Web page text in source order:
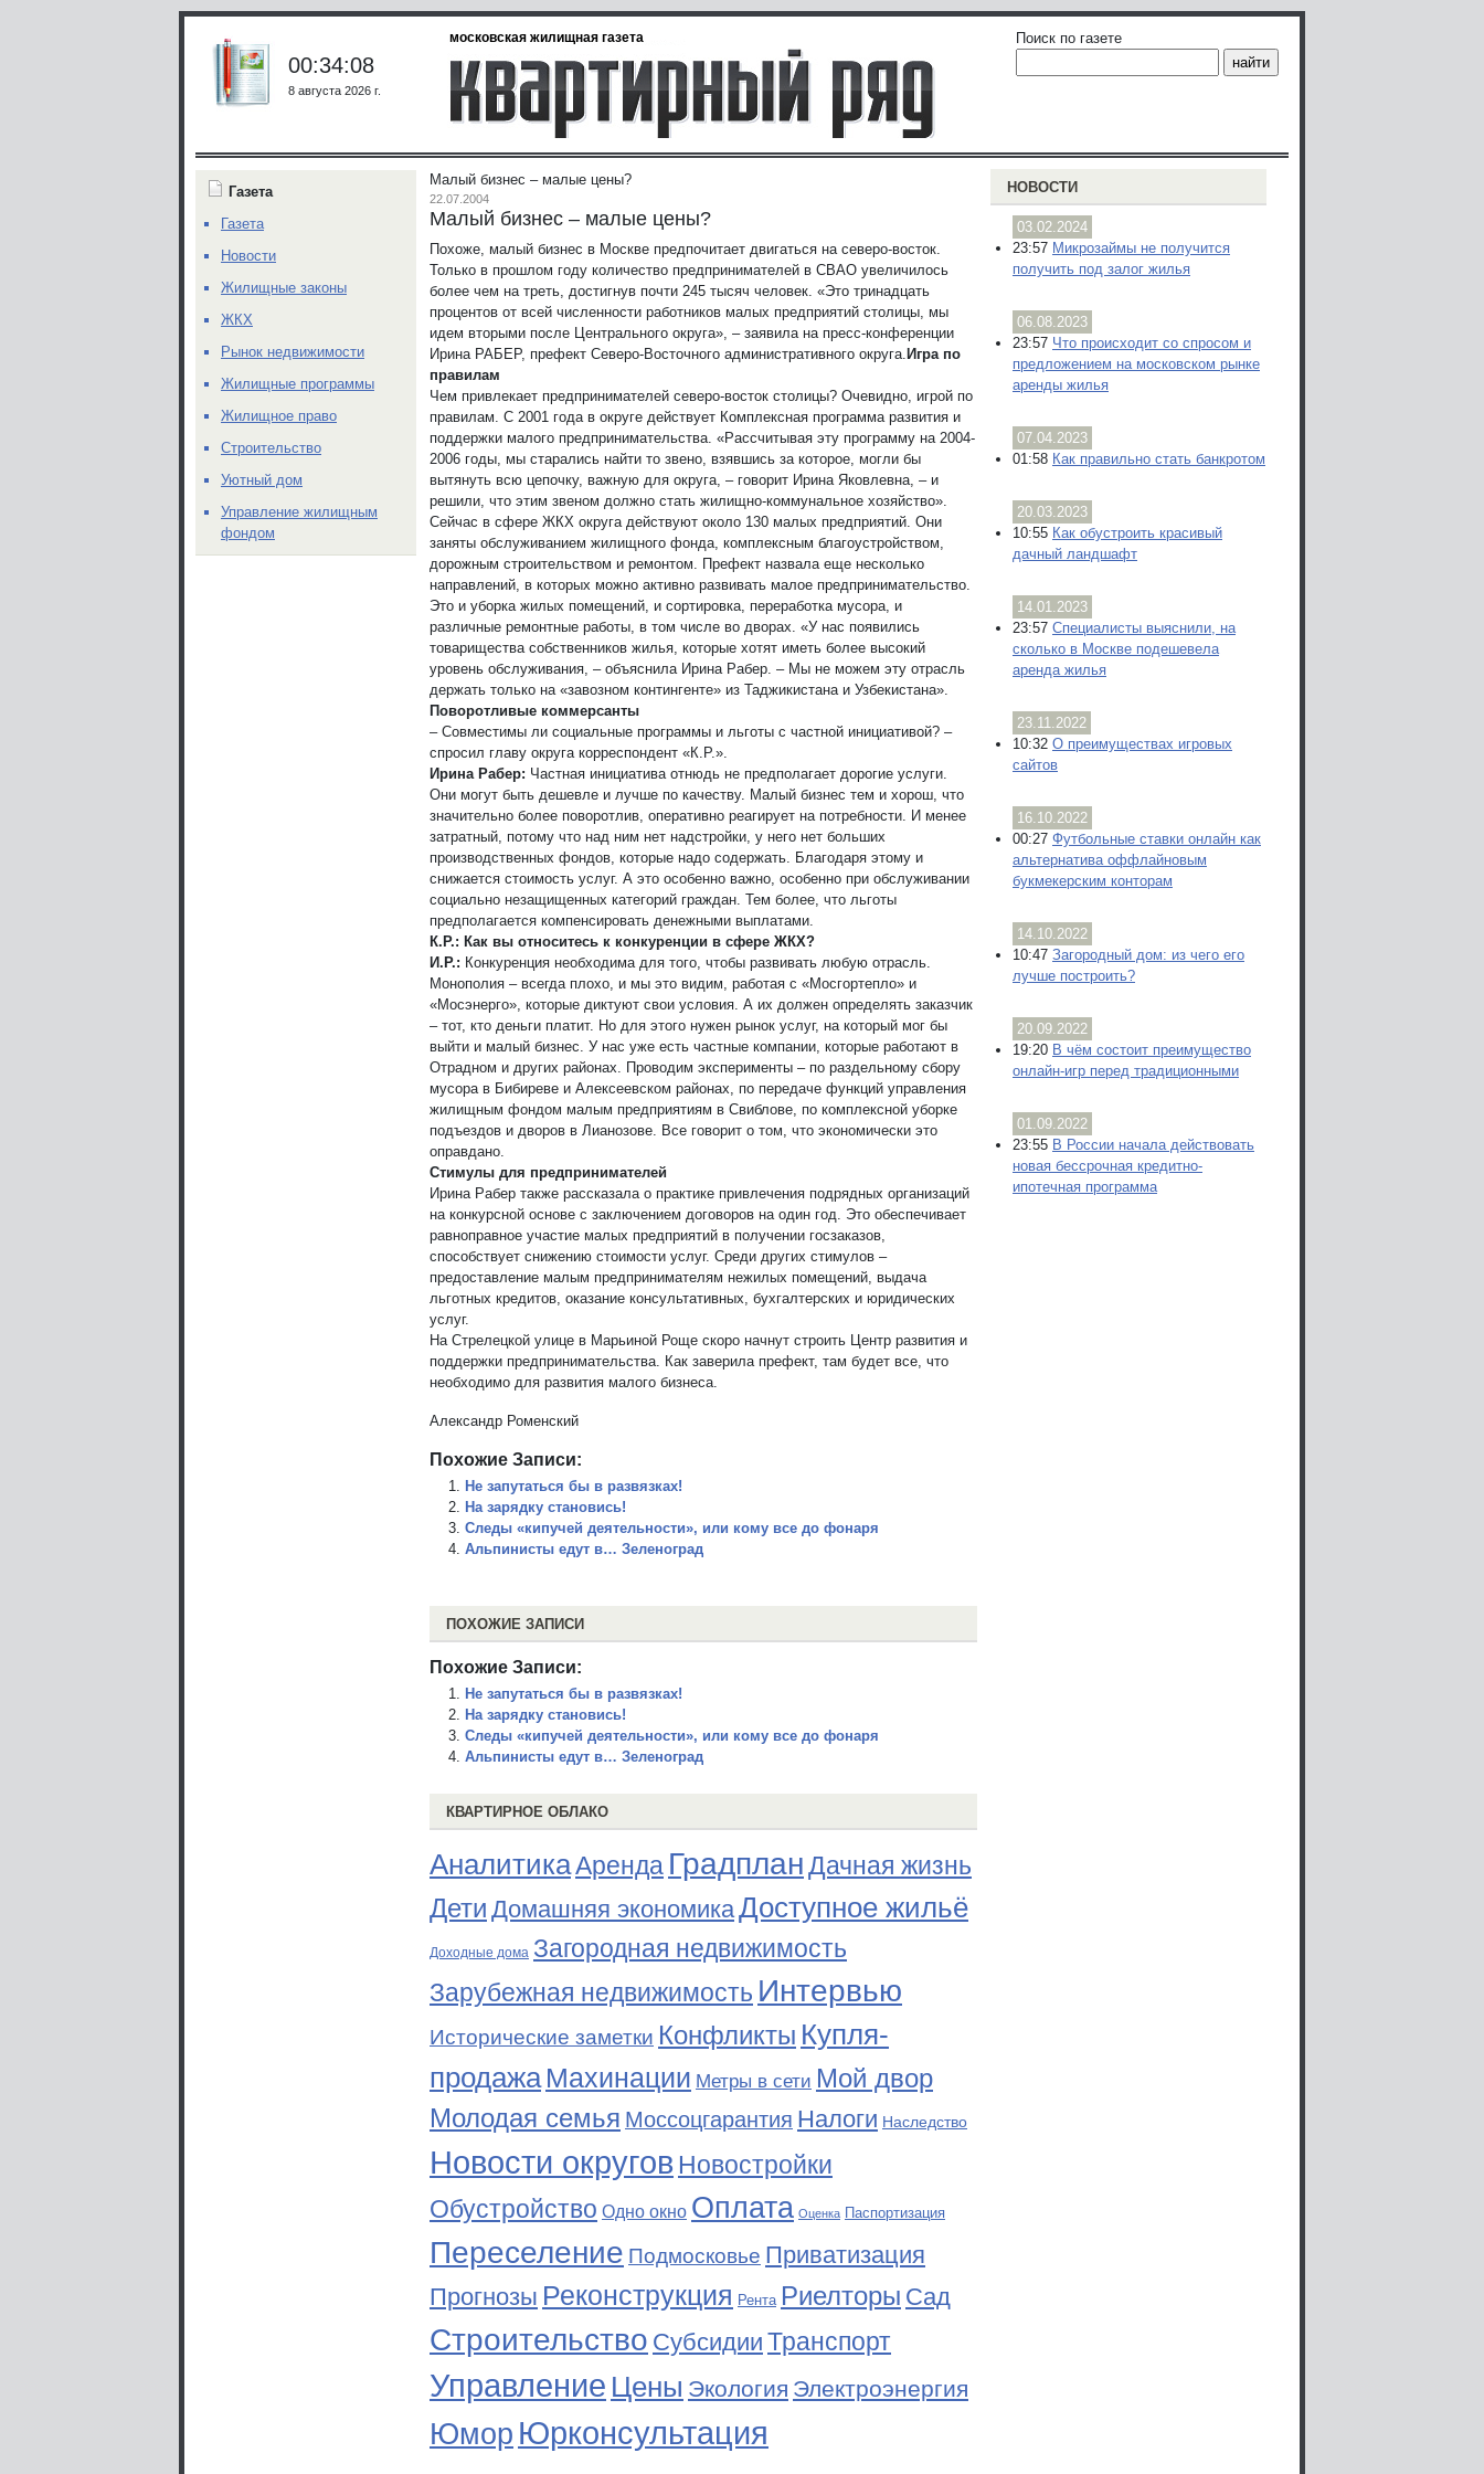
московская жилищная газета
00:34:08
8 августа 2026 г.
Поиск по газете
Малый бизнес – малые цены?
22.07.2004
Малый бизнес – малые цены?
Похоже, малый бизнес в Москве предпочитает двигаться на северо-восток.
Только в прошлом году количество предпринимателей в СВАО увеличилось
более чем на треть, достигнув почти 245 тысяч человек. «Это тринадцать
процентов от всей численности работников малых предприятий столицы, мы
идем вторыми после Центрального округа», – заявила на пресс-конференции
Ирина РАБЕР, префект Северо-Восточного административного округа. Игра по
правилам
Чем привлекает предпринимателей северо-восток столицы? Очевидно, игрой по
правилам. С 2001 года в округе действует Комплексная программа развития и
поддержки малого предпринимательства. «Рассчитывая эту программу на 2004-
2006 годы, мы старались найти то звено, взявшись за которое, могли бы
вытянуть всю цепочку, важную для округа, – говорит Ирина Яковлевна, – и
решили, что этим звеном должно стать жилищно-коммунальное хозяйство».
Сейчас в сфере ЖКХ округа действуют около 130 малых предприятий. Они
заняты обслуживанием жилищного фонда, комплексным благоустройством,
дорожным строительством и ремонтом. Префект назвала еще несколько
направлений, в которых можно активно развивать малое предпринимательство.
Это и уборка жилых помещений, и сортировка, переработка мусора, и
различные ремонтные работы, в том числе во дворах. «У нас появились
товарищества собственников жилья, которые хотят иметь более высокий
уровень обслуживания, – объяснила Ирина Рабер. – Мы не можем эту отрасль
держать только на «завозном контингенте» из Таджикистана и Узбекистана».
Поворотливые коммерсанты
– Совместимы ли социальные программы и льготы с частной инициативой? –
спросил главу округа корреспондент «К.Р.».
Ирина Рабер: Частная инициатива отнюдь не предполагает дорогие услуги.
Они могут быть дешевле и лучше по качеству. Малый бизнес тем и хорош, что
значительно более поворотлив, оперативно реагирует на потребности. И менее
затратный, потому что над ним нет надстройки, у него нет больших
производственных фондов, которые надо содержать. Благодаря этому и
снижается стоимость услуг. А это особенно важно, особенно при обслуживании
социально незащищенных категорий граждан. Тем более, что льготы
предполагается компенсировать денежными выплатами.
К.Р.: Как вы относитесь к конкуренции в сфере ЖКХ?
И.Р.: Конкуренция необходима для того, чтобы развивать любую отрасль.
Монополия – всегда плохо, и мы это видим, работая с «Мосгортепло» и
«Мосэнерго», которые диктуют свои условия. А их должен определять заказчик
– тот, кто деньги платит. Но для этого нужен рынок услуг, на который мог бы
выйти и малый бизнес. У нас уже есть частные компании, которые работают в
Отрадном и других районах. Проводим эксперименты – по раздельному сбору
мусора в Бибиреве и Алексеевском районах, по передаче функций управления
жилищным фондом малым предприятиям в Свиблове, по комплексной уборке
подъездов и дворов в Лианозове. Все говорит о том, что экономически это
оправдано.
Стимулы для предпринимателей
Ирина Рабер также рассказала о практике привлечения подрядных организаций
на конкурсной основе с заключением договоров на один год. Это обеспечивает
равноправное участие малых предприятий в получении госзаказов,
способствует снижению стоимости услуг. Среди других стимулов –
предоставление малым предпринимателям нежилых помещений, выдача
льготных кредитов, оказание консультативных, бухгалтерских и юридических
услуг.
На Стрелецкой улице в Марьиной Роще скоро начнут строить Центр развития и
поддержки предпринимательства. Как заверила префект, там будет все, что
необходимо для развития малого бизнеса.
Александр Роменский
Похожие Записи:
Не запутаться бы в развязках!
На зарядку становись!
Следы «кипучей деятельности», или кому все до фонаря
Альпинисты едут в… Зеленоград
ПОХОЖИЕ ЗАПИСИ
Похожие Записи:
Не запутаться бы в развязках!
На зарядку становись!
Следы «кипучей деятельности», или кому все до фонаря
Альпинисты едут в… Зеленоград
КВАРТИРНОЕ ОБЛАКО
АналитикаАренда ГрадпланДачная жизнь
Дети Домашняя экономикаДоступное жильё
Доходные дома Загородная недвижимость
Зарубежная недвижимость Интервью
Исторические заметки Конфликты Купля-
продажа Махинации Метры в сети Мой двор
Молодая семья Моссоцгарантия Налоги Наследство
Новости округов Новостройки
Обустройство Одно окно Оплата Оценка Паспортизация
Переселение Подмосковье Приватизация
Прогнозы Реконструкция Рента Риелторы Сад
Строительство Субсидии Транспорт
Управление Цены Экология Электроэнергия
Юмор Юрконсультация
НОВОСТИ
03.02.2024
23:57 Микрозаймы не получится
получить под залог жилья
06.08.2023
23:57 Что происходит со спросом и
предложением на московском рынке
аренды жилья
07.04.2023
01:58 Как правильно стать банкротом
20.03.2023
10:55 Как обустроить красивый
дачный ландшафт
14.01.2023
23:57 Специалисты выяснили, на
сколько в Москве подешевела
аренда жилья
23.11.2022
10:32 О преимуществах игровых
сайтов
16.10.2022
00:27 Футбольные ставки онлайн как
альтернатива оффлайновым
букмекерским конторам
14.10.2022
10:47 Загородный дом: из чего его
лучше построить?
20.09.2022
19:20 В чём состоит преимущество
онлайн-игр перед традиционными
01.09.2022
23:55 В России начала действовать
новая бессрочная кредитно-
ипотечная программа
Газета
Газета
Новости
Жилищные законы
ЖКХ
Рынок недвижимости
Жилищные программы
Жилищное право
Строительство
Уютный дом
Управление жилищным
фондом